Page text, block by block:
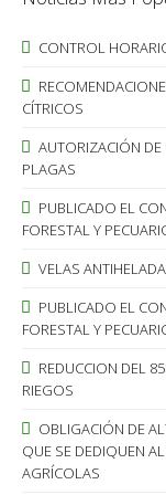
CONTROL
CÍTRICOS
AUTORIZACIÓN DE
PLAGAS
PUBLICADO EL
FORESTAL Y
VELAS
PUBLICADO EL
FORESTAL Y
REDUCCION DEL
RIEGOS
OBLIGACIÓN DE
QUE SE DEDIQUEN
AGRÍCOLAS